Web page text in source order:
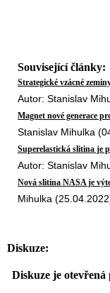
Související články:
Strategické vzácné
Autor: Stanislav
Magnet nové generace
Stanislav Mihulka
Superelastická slitina je
Autor: Stanislav
Nová slitina NASA je
Mihulka
Diskuze:
Diskuze je